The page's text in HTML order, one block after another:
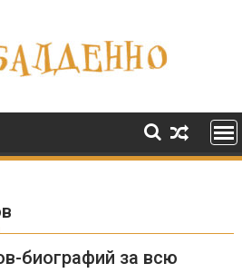
биографий за всю